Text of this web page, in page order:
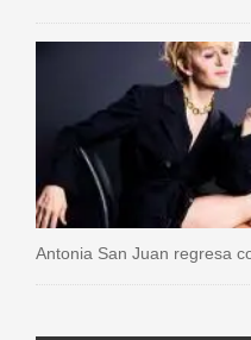
Antonia San Juan regresa